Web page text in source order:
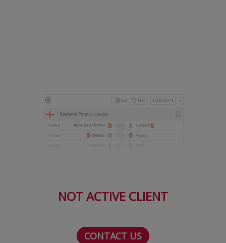
NOT ACTIVE CLIENT
CONTACT US